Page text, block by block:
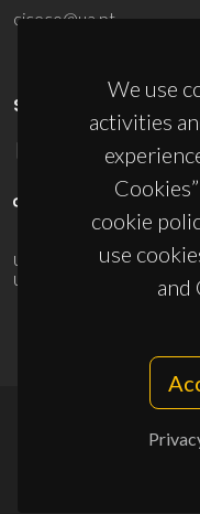
We use
activities
cookie
use
and
ciceco@ua.pt
SPONSORS
UID/PRR/50011/2025(DOI:
UID/PRR2/50011/2025
(DOI:
©